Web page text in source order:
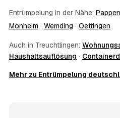
Ablauf — etwa die
direkt mit dem Entrümpler ab.
Der Festpreis deckt in der
Ausräumen, Tragen und
fachgerechte Entsorgung ab
Entrümpelung in der Nähe:
Monheim · Wemding · Oettingen
Auch in Treuchtlingen:
Haushaltsauflösung ·
Mehr zu Entrümpelung